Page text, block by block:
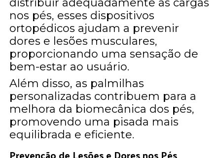
nos pés, esses dispositivos
ortopédicos ajudam a prevenir
dores e lesões musculares,
proporcionando uma sensação de
bem-estar ao usuário.
Além disso, as palmilhas
personalizadas contribuem para a
melhora da biomecânica dos pés,
promovendo uma pisada mais
equilibrada e eficiente.